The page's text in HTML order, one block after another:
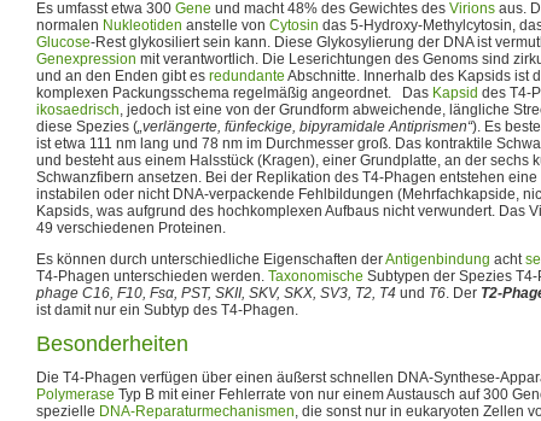
Es umfasst etwa 300 Gene und macht 48% des Gewichtes des Virions aus.
normalen Nukleotiden anstelle von Cytosin das 5-Hydroxy-Methylcytosin,
Glucose-Rest glykosiliert sein kann. Diese Glykosylierung der DNA ist
Genexpression mit verantwortlich. Die Leserichtungen des Genoms sind
und an den Enden gibt es redundante Abschnitte. Innerhalb des Kapsids ist
komplexen Packungsschema regelmäßig angeordnet. Das Kapsid des T4-
ikosaedrisch, jedoch ist eine von der Grundform abweichende, längliche
diese Spezies („verlängerte, fünfeckige, bipyramidale Antiprismen“). Es
ist etwa 111 nm lang und 78 nm im Durchmesser groß. Das kontraktile
und besteht aus einem Halsstück (Kragen), einer Grundplatte, an der sechs
Schwanzfibern ansetzen. Bei der Replikation des T4-Phagen entstehen
instabilen oder nicht DNA-verpackende Fehlbildungen (Mehrfachkapside,
Kapsids, was aufgrund des hochkomplexen Aufbaus nicht verwundert. Das
49 verschiedenen Proteinen.
Es können durch unterschiedliche Eigenschaften derAntigenbindung acht
T4-Phagen unterschieden werden. Taxonomische Subtypen der Spezies
phage C16, F10, Fsα, PST, SKII, SKV, SKX, SV3, T2, T4 und T6. Der T2-
ist damit nur ein Subtyp des T4-Phagen.
Besonderheiten
Die T4-Phagen verfügen über einen äußerst schnellen DNA-Synthese-
Polymerase Typ B mit einer Fehlerrate von nur einem Austausch auf 300
spezielle DNA-Reparaturmechanismen, die sonst nur in eukaryoten Zellen